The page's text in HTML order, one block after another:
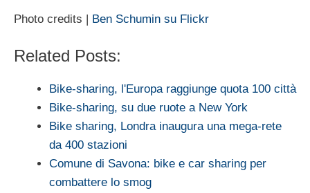
Photo credits | Ben Schumin su Flickr
Related Posts:
Bike-sharing, l'Europa raggiunge quota 100 città
Bike-sharing, su due ruote a New York
Bike sharing, Londra inaugura una mega-rete
da 400 stazioni
Comune di Savona: bike e car sharing per
combattere lo smog